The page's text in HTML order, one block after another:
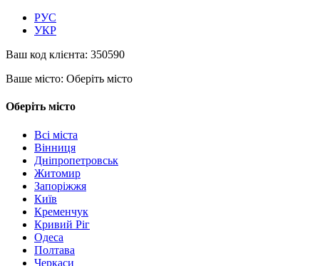
РУС
УКР
Ваш код клієнта: 350590
Ваше місто: Оберіть місто
Оберіть місто
Всі міста
Вінниця
Дніпропетровськ
Житомир
Запоріжжя
Київ
Кременчук
Кривий Ріг
Одеса
Полтава
Черкаси